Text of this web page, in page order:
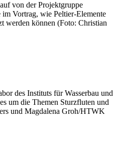
von der Projektgruppe
Vortrag, wie Peltier-Elemente
werden können (Foto: Christian
des Instituts für Wasserbau und
um die Themen Sturzfluten und
und Magdalena Groh/HTWK